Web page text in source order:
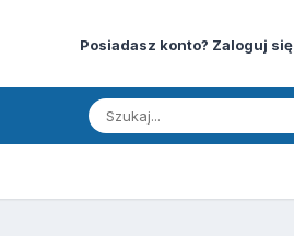
Posiadasz konto? Zaloguj się